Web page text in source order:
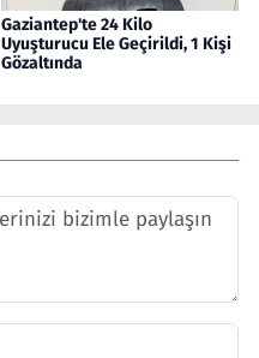
Gaziantep'te 24 Kilo
Uyuşturucu Ele Geçirildi, 1 Kişi
Gözaltında